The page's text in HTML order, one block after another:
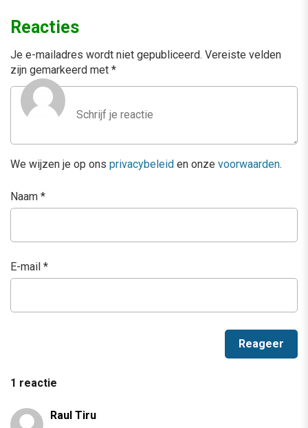
Reacties
Je e-mailadres wordt niet gepubliceerd. Vereiste velden
zijn gemarkeerd met *
We wijzen je op ons privacybeleid en onze voorwaarden.
Naam *
E-mail *
1 reactie
Raul Tiru